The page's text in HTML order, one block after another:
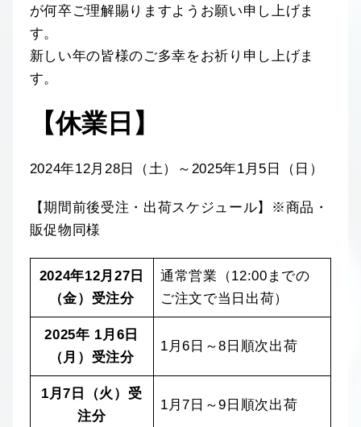
が何卒ご理解賜りますようお願い申し上げま
す。
新しい年の皆様のご多幸をお祈り申し上げま
す。
【休業日】
2024年12月28日（土）～2025年1月5日（日）
【期間前後受注・出荷スケジュール】※商品・
販促物同様
2024年12月27日
（金）受注分
通常営業（12:00までの
ご注文で当日出荷）
2025年 1月6日
（月）受注分
1月6日～8日順次出荷
1月7日（火）受
注分
1月7日～9日順次出荷